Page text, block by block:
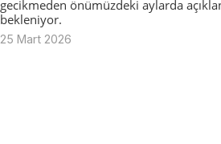
gecikmeden önümüzdeki aylarda
bekleniyor.
25 Mart 2026